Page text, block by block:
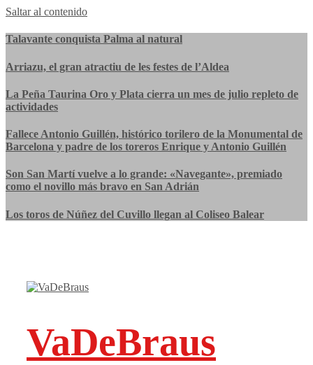
Saltar al contenido
Talavante conquista Palma al natural
Arriazu, el gran atractiu de les festes de l’Aldea
La Peña Taurina Oro y Plata cierra un mes de julio repleto de
actividades
Fallece Antonio Guillén, histórico torilero de la Monumental de
Barcelona y padre de los toreros Enrique y Antonio Guillén
Son San Martí vuelve a lo grande: «Navegante», premiado
como el novillo más bravo en San Adrián
Los toros de Núñez del Cuvillo llegan al Coliseo Balear
VaDeBraus